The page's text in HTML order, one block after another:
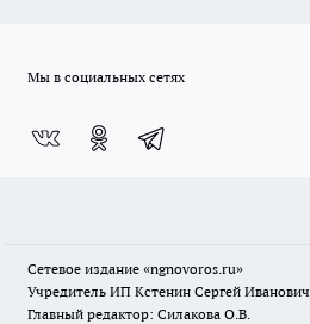
Мы в социальных сетях
Сетевое издание «ngnovoros.ru»
Учредитель ИП Кстенин Сергей Иванович
Главный редактор: Силакова О.В.